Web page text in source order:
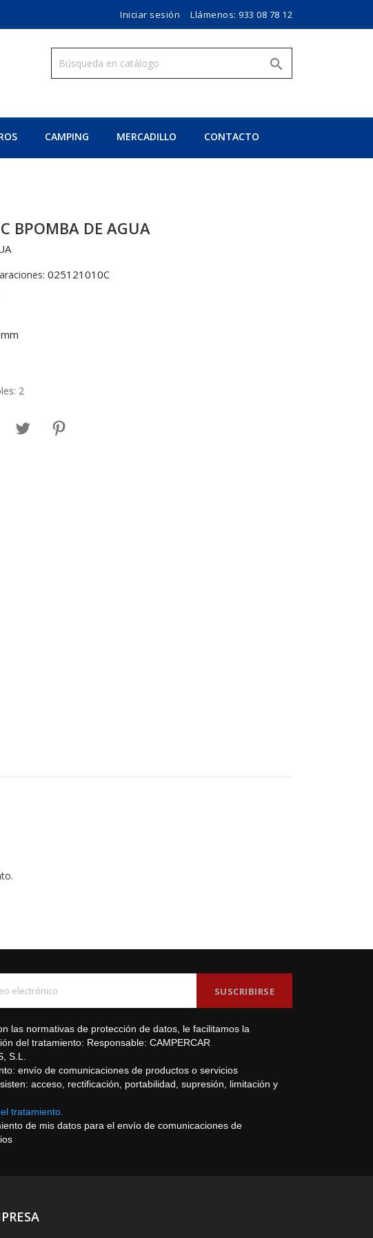
Iniciar sesión Llámenos: 933 08 78 12

CAMPING MERCADILLO CONTACTO
BPOMBA DE AGUA
025121010C
2
las normativas de protección de datos, le facilitamos la
del tratamiento: Responsable: CAMPERCAR
S.L.
envío de comunicaciones de productos o servicios
acceso, rectificación, portabilidad, supresión, limitación y
tratamiento.
de mis datos para el envío de comunicaciones de